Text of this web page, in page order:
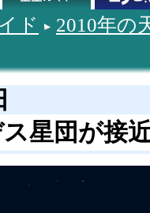
ド
2010年の
星団が接